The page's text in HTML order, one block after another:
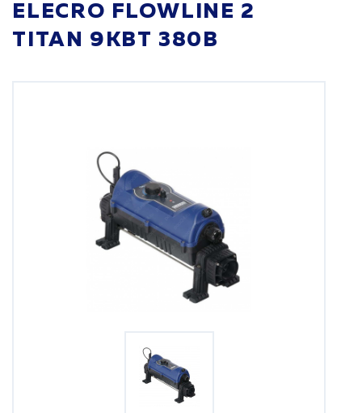
ELECRO FLOWLINE 2
TITAN 9КВТ 380В